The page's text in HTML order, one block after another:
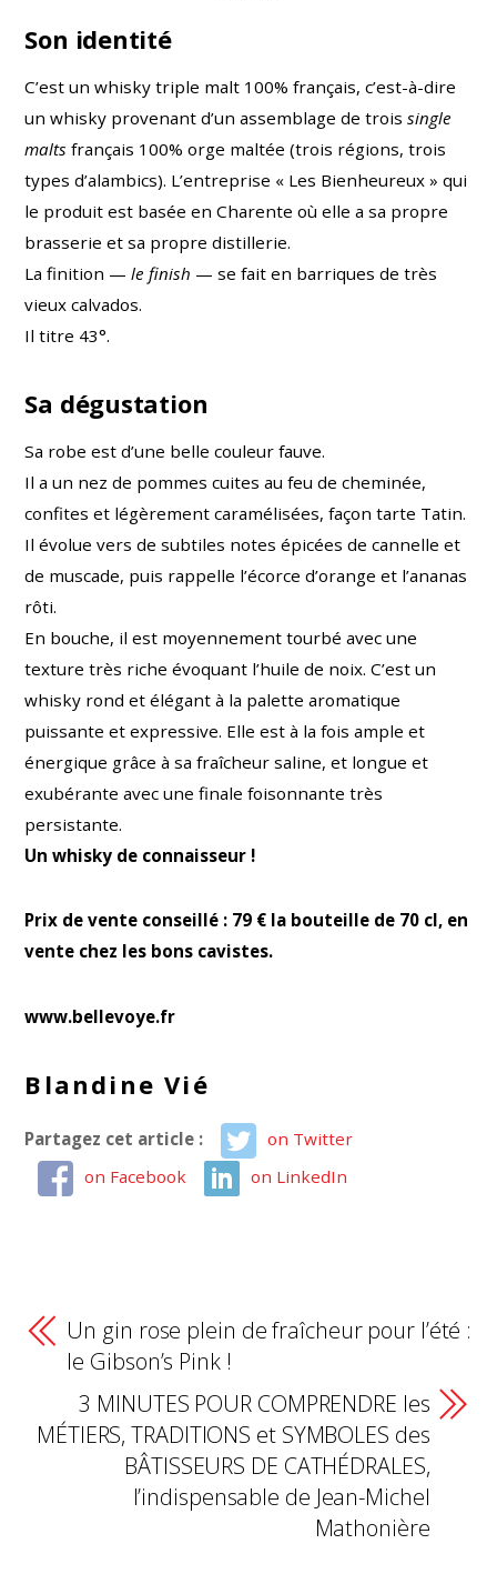
Son identité
C’est un whisky triple malt 100% français, c’est-à-dire
un whisky provenant d’un assemblage de troissingle
malts français 100% orge maltée (trois régions, trois
types d’alambics). L’entreprise « Les Bienheureux » qui
le produit est basée en Charente où elle a sa propre
brasserie et sa propre distillerie.
La finition —le finish — se fait en barriques de très
vieux calvados.
Il titre 43°.
Sa dégustation
Sa robe est d’une belle couleur fauve.
Il a un nez de pommes cuites au feu de cheminée,
confites et légèrement caramélisées, façon tarte Tatin.
Il évolue vers de subtiles notes épicées de cannelle et
de muscade, puis rappelle l’écorce d’orange et l’ananas
rôti.
En bouche, il est moyennement tourbé avec une
texture très riche évoquant l’huile de noix. C’est un
whisky rond et élégant à la palette aromatique
puissante et expressive. Elle est à la fois ample et
énergique grâce à sa fraîcheur saline, et longue et
exubérante avec une finale foisonnante très
persistante.
Un whisky de connaisseur !
Prix de vente conseillé : 79 € la bouteille de 70 cl, en
vente chez les bons cavistes.
www.bellevoye.fr
Blandine Vié
Partagez cet article :
on Twitter
on Facebook
on LinkedIn
Un gin rose plein de fraîcheur pour l’été :
le Gibson’s Pink !
3 MINUTES POUR COMPRENDRE les
MÉTIERS, TRADITIONS et SYMBOLES des
BÂTISSEURS DE CATHÉDRALES,
l’indispensable de Jean-Michel
Mathonière